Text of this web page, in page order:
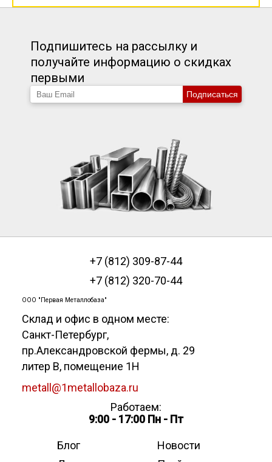
Подпишитесь на рассылку и
получайте информацию о скидках
первыми
Подписаться
+7 (812) 309-87-44
+7 (812) 320-70-44
ООО "Первая Металлобаза"
Склад и офис в одном месте:
Санкт-Петербург,
пр.Александровской фермы, д. 29
литер В, помещение 1Н
metall@1metallobaza.ru
Работаем:
9:00 - 17:00 Пн - Пт
Блог
Новости